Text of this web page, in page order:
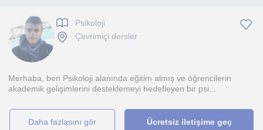
Psikoloji
Çevrimiçi dersler
Merhaba, ben Psikoloji alanında eğitim almış ve öğrencilerin
akademik gelişimlerini desteklemeyi hedefleyen bir psi...
daha fazlasını gör Ücretsiz iletişime geç